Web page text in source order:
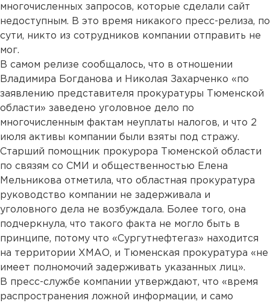
многочисленных запросов, которые сделали сайт
недоступным. В это время никакого пресс-релиза, по
сути, никто из сотрудников компании отправить не
мог.
В самом релизе сообщалось, что в отношении
Владимира Богданова и Николая Захарченко «по
заявлению представителя прокуратуры Тюменской
области» заведено уголовное дело по
многочисленным фактам неуплаты налогов, и что 2
июля активы компании были взяты под стражу.
Старший помощник прокурора Тюменской области
по связям со СМИ и общественностью Елена
Мельникова отметила, что областная прокуратура
руководство компании не задерживала и
уголовного дела не возбуждала. Более того, она
подчеркнула, что такого факта не могло быть в
принципе, потому что «Сургутнефтегаз» находится
на территории ХМАО, и Тюменская прокуратура «не
имеет полномочий задерживать указанных лиц».
В пресс-службе компании утверждают, что «время
распространения ложной информации, и само